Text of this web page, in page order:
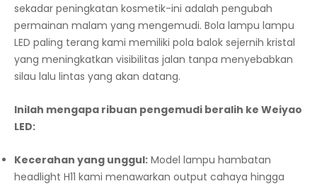
sekadar peningkatan kosmetik-ini adalah pengubah
permainan malam yang mengemudi. Bola lampu lampu
LED paling terang kami memiliki pola balok sejernih kristal
yang meningkatkan visibilitas jalan tanpa menyebabkan
silau lalu lintas yang akan datang.
Inilah mengapa ribuan pengemudi beralih ke Weiyao
LED:
Kecerahan yang unggul: Model lampu hambatan
headlight H11 kami menawarkan output cahaya hingga